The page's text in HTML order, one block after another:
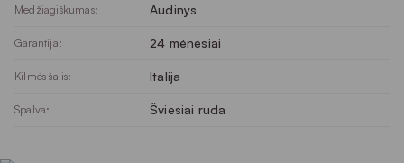
Medžiagiškumas: Audinys
Garantija: 24 mėnesiai
Kilmės šalis: Italija
Spalva: Šviesiai ruda